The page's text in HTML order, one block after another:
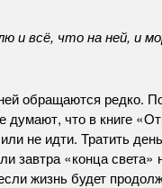
и всё, что на ней, и
обращаются редко.
думают, что в книге
не идти. Тратить
завтра «конца света»
жизнь будет